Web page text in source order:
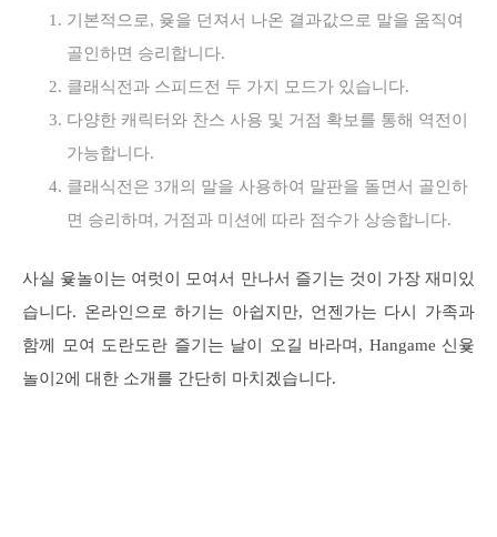
기본적으로, 윶을 던져서 나온 결과값으로 말을 움직여
골인하면 승리합니다.
클래식전과 스피드전 두 가지 모드가 있습니다.
다양한 캐릭터와 찬스 사용 및 거점 확보를 통해 역전이
가능합니다.
클래식전은 3개의 말을 사용하여 말판을 돌면서 골인하
면 승리하며, 거점과 미션에 따라 점수가 상승합니다.
사실 윷놀이는 여럿이 모여서 만나서 즐기는 것이 가장 재미있
습니다. 온라인으로 하기는 아쉽지만, 언젠가는 다시 가족과
함께 모여 도란도란 즐기는 날이 오길 바라며, Hangame 신윷
놀이2에 대한 소개를 간단히 마치겠습니다.